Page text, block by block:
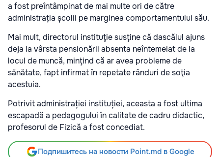
a fost preîntâmpinat de mai multe ori de către
administrația școlii pe marginea comportamentului său.
Mai mult, directorul instituţie susţine că dascălul ajuns
deja la vârsta pensionării absenta neîntemeiat de la
locul de muncă, minţind că ar avea probleme de
sănătate, fapt infirmat în repetate rânduri de soţia
acestuia.
Potrivit administrației instituției, aceasta a fost ultima
escapadă a pedagogului în calitate de cadru didactic,
profesorul de Fizică a fost concediat.
Подпишитесь на новости Point.md в Google